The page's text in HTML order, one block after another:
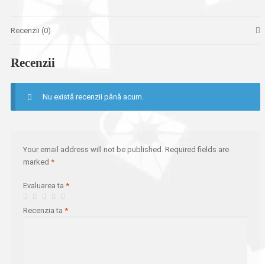
zag
Recenzii (0)
Recenzii
Nu există recenzii până acum.
Your email address will not be published. Required fields are
marked*
Evaluarea ta*
Recenzia ta*